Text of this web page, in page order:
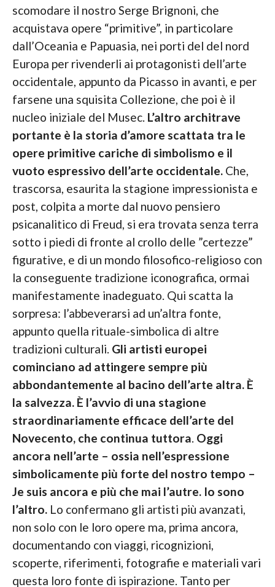
scomodare il nostro Serge Brignoni, che
acquistava opere “primitive”, in particolare
dall’Oceania e Papuasia, nei porti del del nord
Europa per rivenderli ai protagonisti dell’arte
occidentale, appunto da Picasso in avanti, e per
farsene una squisita Collezione, che poi è il
nucleo iniziale del Musec. L’altro architrave
portante è la storia d’amore scattata tra le
opere primitive cariche di simbolismo e il
vuoto espressivo dell’arte occidentale.Che,
trascorsa, esaurita la stagione impressionista e
post, colpita a morte dal nuovo pensiero
psicanalitico di Freud, si era trovata senza terra
sotto i piedi di fronte al crollo delle ”certezze”
figurative, e di un mondo filosofico-religioso con
la conseguente tradizione iconografica, ormai
manifestamente inadeguato. Qui scatta la
sorpresa: l’abbeverarsi ad un’altra fonte,
appunto quella rituale-simbolica di altre
tradizioni culturali. Gli artisti europei
cominciano ad attingere sempre più
abbondantemente al bacino dell’arte altra. È
la salvezza. È l’avvio di una stagione
straordinariamente efficace dell’arte del
Novecento, che continua tuttora. Oggi
ancora nell’arte – ossia nell’espressione
simbolicamente più forte del nostro tempo –
Je suis ancora e più che mai l’autre. Io sono
l’altro.Lo confermano gli artisti più avanzati,
non solo con le loro opere ma, prima ancora,
documentando con viaggi, ricognizioni,
scoperte, riferimenti, fotografie e materiali vari
questa loro fonte di ispirazione. Tanto per